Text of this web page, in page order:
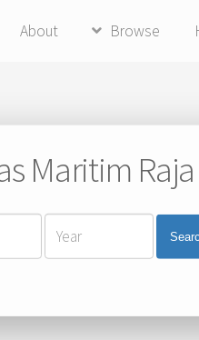
About Browse
Maritim